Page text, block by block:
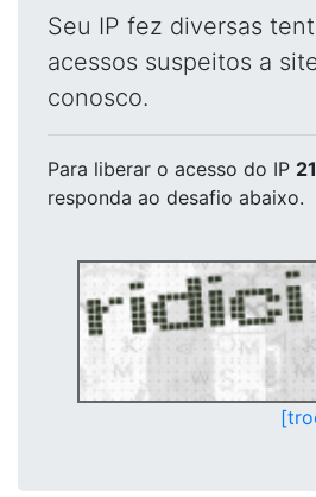
Seu IP fez diversas
acessos suspeitos a
conosco.
Para liberar o acesso do IP
responda ao desafio abaixo.